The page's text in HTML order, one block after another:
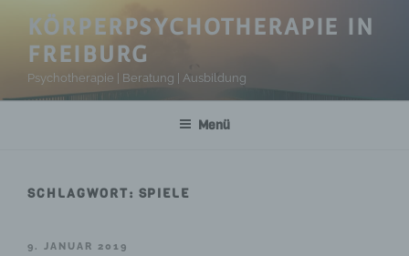
Inhalt
springen
KÖRPERPSYCHOTHERAPIE IN
FREIBURG
Psychotherapie | Beratung | Ausbildung
Menü
SCHLAGWORT: SPIELE
VERÖFFENTLICHT
9. JANUAR 2019